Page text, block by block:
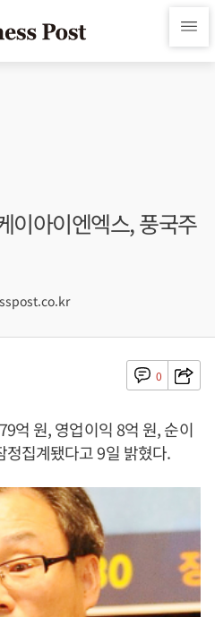
이아이엔엑스, 풍국주
0
억 원, 영업이익 8억 원, 순이
집계됐다고 9일 밝혔다.